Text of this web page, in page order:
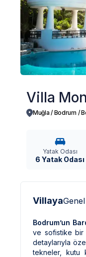
Villa
Muğla / Bodrum /
Yatak Odası
6 Yatak Odası
VillayaGenel
Bodrum’un
ve sofistike bir
detaylarıyla
tekneler, kutu